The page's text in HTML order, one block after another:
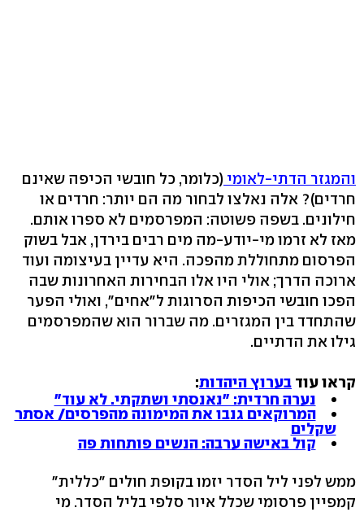
והמגזר הדתי-לאומי (כלומר, כל חובשי הכיפה שאינם
חרדים)? אלה נאלצו לבחור מה הם יותר: חרדים או
חילונים. בשפה פשוטה: המפרסמים לא ספרו אותם.
מאז לא זרמו מי-יודע-מה מים רבים בירדן, אבל בשוק
הפרסום מתחוללת מהפכה. היא עדיין בעיצומה ועוד
ארוכה הדרך; אולי היו אלו הבחירות האחרונות שבה
הפכו חובשי הכיפות הסרוגות ל"אחים", ואולי הפער
שהתחדד בין המגזרים. מה שברור הוא שהמפרסמים
גילו את הדתיים.
קראו עוד בערוץ היהדות:
נערה חרדית: "נאנסתי ושתקתי. לא עוד"
המרוקאים גנבו את המימונה מהפרסים/ אסתר
שקלים
קול באישה ערבה: הנשים פותחות פה
ממש לפני ליל הסדר יזמו בקופת חולים "כללית"
קמפיין פרסומי שכלל איור סלפי בליל הסדר. מי